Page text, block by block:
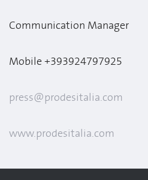
Communication Manager
Mobile +393924797925
press@prodesitalia.com
www.prodesitalia.com